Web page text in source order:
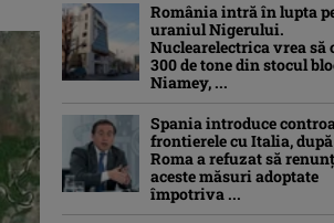
România intră în lupta
uraniul Nigerului.
Nuclearelectrica vrea să
300 de tone din stocul
Niamey, ...
Spania introduce
frontierele cu Italia, după
Roma a refuzat să
aceste măsuri adoptate
împotriva ...